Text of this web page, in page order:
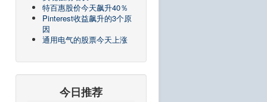
特百惠股价今天飙升40％
Pinterest收益飙升的3个原
因
通用电气的股票今天上涨
今日推荐